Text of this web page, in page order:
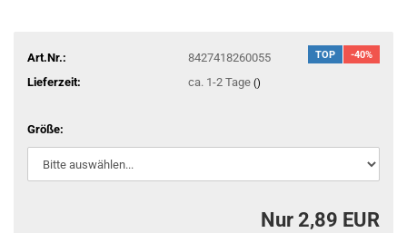
TOP -40%
Art.Nr.:
8427418260055
Lieferzeit:
ca. 1-2 Tage ()
Größe:
Nur 2,89 EUR